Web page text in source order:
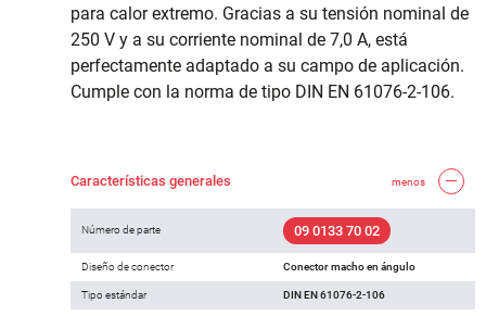
para calor extremo. Gracias a su tensión nominal de
250 V y a su corriente nominal de 7,0 A, está
perfectamente adaptado a su campo de aplicación.
Cumple con la norma de tipo DIN EN 61076-2-106.
Características generales menos
Número de parte 09 0133 70 02
Diseño de conector Conector macho en ángulo
Tipo estándar DIN EN 61076-2-106